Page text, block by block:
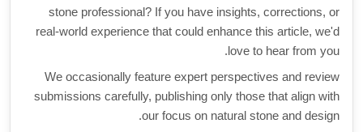
stone professional? If you have insights, corrections, or
real-world experience that could enhance this article, we'd
love to hear from you.
We occasionally feature expert perspectives and review
submissions carefully, publishing only those that align with
our focus on natural stone and design.